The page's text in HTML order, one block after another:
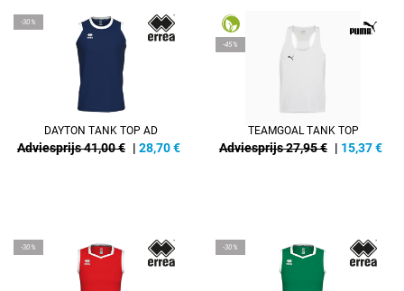
-30%
DAYTON TANK TOP AD
Adviesprijs 41,00 € | 28,70€
-45%
TEAMGOAL TANK TOP
Adviesprijs 27,95 € | 15,37€
-30% -30%